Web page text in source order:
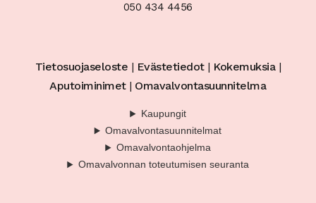
050 434 4456
Tietosuojaseloste | Evästetiedot| Kokemuksia|
Aputoiminimet| Omavalvontasuunnitelma
Kaupungit
Omavalvontasuunnitelmat
Omavalvontaohjelma
Omavalvonnan toteutumisen seuranta